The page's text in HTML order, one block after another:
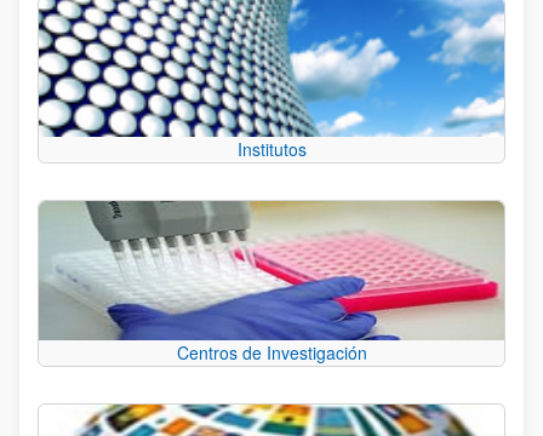
Institutos
Centros de Investigación